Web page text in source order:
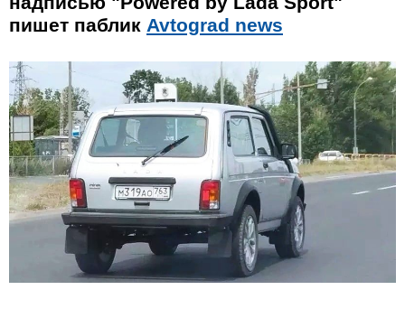
пишет паблик Avtograd news